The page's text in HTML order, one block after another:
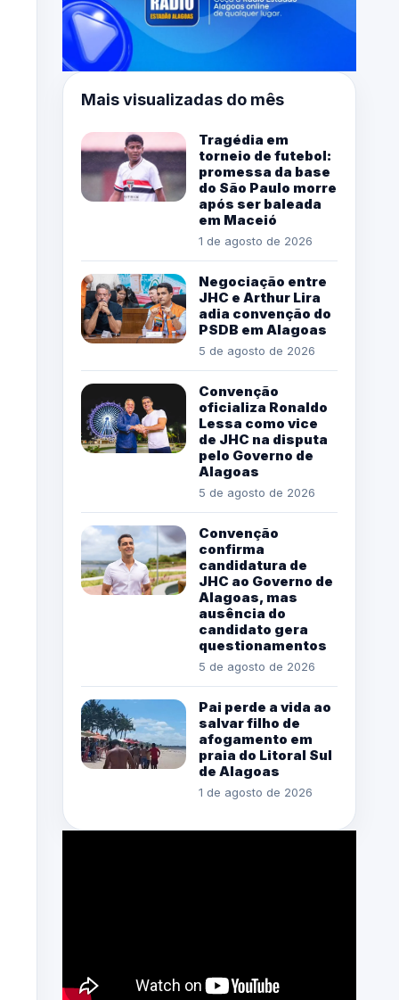
Mais visualizadas do mês
Tragédia em
torneio de futebol:
promessa da base
do São Paulo morre
após ser baleada
em Maceió
1 de agosto de 2026
Negociação entre
JHC e Arthur Lira
adia convenção do
PSDB em Alagoas
5 de agosto de 2026
Convenção
oficializa Ronaldo
Lessa como vice
de JHC na disputa
pelo Governo de
Alagoas
5 de agosto de 2026
Convenção
confirma
candidatura de
JHC ao Governo de
Alagoas, mas
ausência do
candidato gera
questionamentos
5 de agosto de 2026
Pai perde a vida ao
salvar filho de
afogamento em
praia do Litoral Sul
de Alagoas
1 de agosto de 2026